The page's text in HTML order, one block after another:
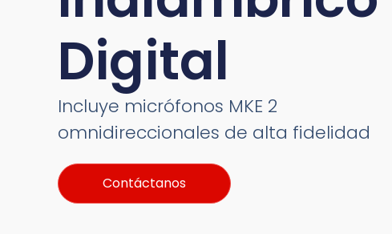
Digital
Incluye micrófonos MKE 2
omnidireccionales de alta fidelidad
Contáctanos